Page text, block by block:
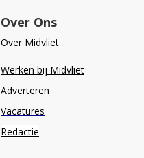
Over Ons
Over Midvliet
Werken bij Midvliet
Adverteren
Vacatures
Redactie